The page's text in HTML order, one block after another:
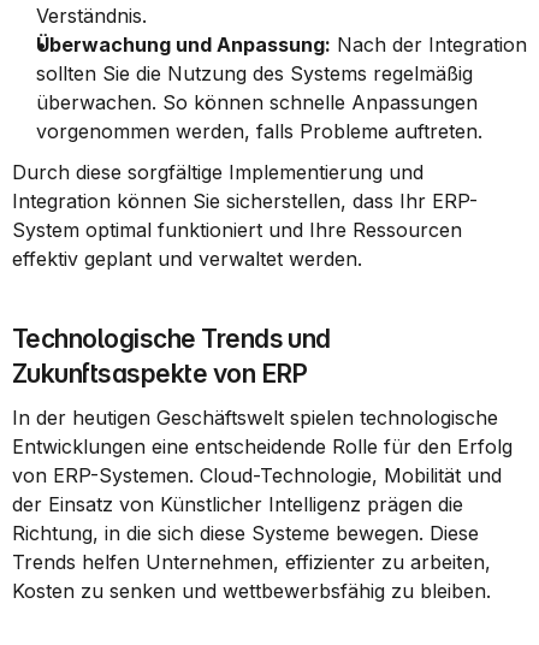
Verständnis.
Überwachung und Anpassung: Nach der Integration
sollten Sie die Nutzung des Systems regelmäßig
überwachen. So können schnelle Anpassungen
vorgenommen werden, falls Probleme auftreten.
Durch diese sorgfältige Implementierung und
Integration können Sie sicherstellen, dass Ihr ERP-
System optimal funktioniert und Ihre Ressourcen
effektiv geplant und verwaltet werden.
Technologische Trends und
Zukunftsaspekte von ERP
In der heutigen Geschäftswelt spielen technologische
Entwicklungen eine entscheidende Rolle für den Erfolg
von ERP-Systemen. Cloud-Technologie, Mobilität und
der Einsatz von Künstlicher Intelligenz prägen die
Richtung, in die sich diese Systeme bewegen. Diese
Trends helfen Unternehmen, effizienter zu arbeiten,
Kosten zu senken und wettbewerbsfähig zu bleiben.